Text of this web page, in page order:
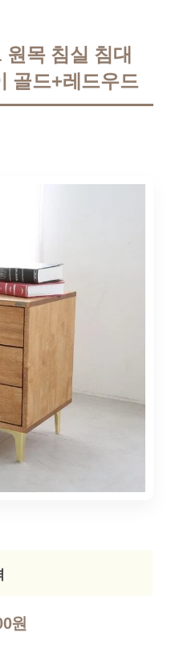
목 침실 침대
골드+레드우드
원